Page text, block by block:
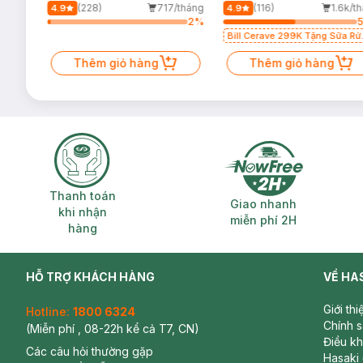
500ml
4.9 (228)
717/tháng
2%
Thêm giỏ hàng
Dầu 473ml
4.9 (116)
1.6k/
Bill Cerave 299K Tặng Sữa Rửa
Thêm giỏ hàng
Thanh toán khi nhận hàng
Thanh toán
khi nhận
hàng
Giao nhanh
Giao nhanh
miễn phí 2H
HỖ TRỢ KHÁCH HÀNG
Hotline: 1800 6324
(Miễn phí , 08-22h kể cả T7, CN)
Các câu hỏi thường gặp
VỀ
Giới
Chính
Điều
Hasaki